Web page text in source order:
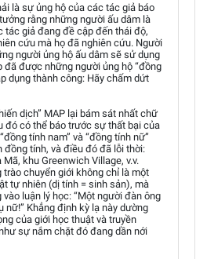
là sự ủng hộ của các tác giả báo
rằng những người ấu dâm là
tác giả đang đề cập đến thái độ,
cứu mà họ đã nghiên cứu. Người
người ủng hộ ấu dâm sẽ sử dụng
đã được những người ủng hộ “đồng
dụng thành công: Hãy chấm dứt
dịch” MAP lại bám sát nhất chữ
đó có thể báo trước sự thất bại của
tính nam” và “đồng tính nữ”
đồng tính, và điều đó đã lỗi thời:
khu Greenwich Village, v.v.
trào chuyển giới không chỉ là một
tự nhiên (dị tính = sinh sản), mà
luận lý học: “Một người đàn ông
nữ!” Khẳng định kỳ lạ này dường
của giới học thuật và truyền
sự nắm chặt đó đang dần nới